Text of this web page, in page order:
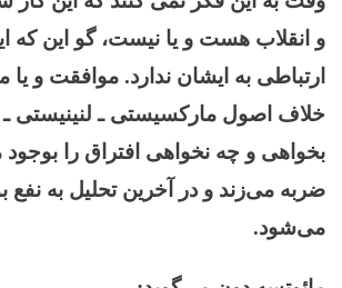
و انقلاب هست و یا نیست، گو این که
ارتباطی به ایشان ندارد. موافقت و
خلاف اصول مارکسیستی ـ لنینیستی ـ
بخواهی و چه نخواهی افتراق را بوجود
ضربه می‌زند و در آخرین تحلیل به نفع
می‌شود.